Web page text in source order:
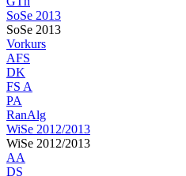
SoSe 2013
SoSe 2013
Vorkurs
AFS
DK
FS A
PA
RanAlg
WiSe 2012/2013
WiSe 2012/2013
AA
DS